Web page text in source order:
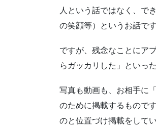
人という話ではなく、で
の笑顔等）というお話です
ですが、残念なことにア
らガッカリした」といっ
写真も動画も、お相手に
のために掲載するもので
のと位置づけ掲載をして